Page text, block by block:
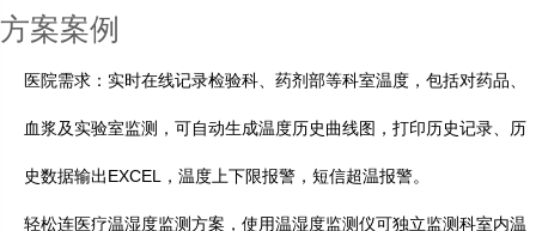
方案案例
医院需求：实时在线记录检验科、药剂部等科室温度，包括对药品、
血浆及实验室监测，可自动生成温度历史曲线图，打印历史记录、历
史数据输出EXCEL，温度上下限报警，短信超温报警。
轻松连医疗温湿度监测方案，使用温湿度监测仪可独立监测科室内温